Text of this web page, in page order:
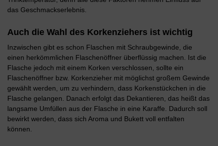
das Geschmackserlebnis.
Auch die Wahl des Korkenziehers ist wichtig
Inzwischen gibt es schon Flaschen mit Schraubgewinde, die
einen herkömmlichen Flaschenöffner überflüssig machen. Ist die
Flasche jedoch mit einem Korken verschlossen, sollte ein
Flaschenöffner bzw. Korkenzieher mit möglichst großem Gewinde
gewählt werden, um zu verhindern, dass Korkenstückchen in die
Flasche gelangen. Danach erfolgt das Dekantieren, das heißt das
langsame Umfüllen aus der Flasche in eine Karaffe. Dadurch soll
bewirkt werden, dass sich Aroma und Bukett voll entfalten
können.